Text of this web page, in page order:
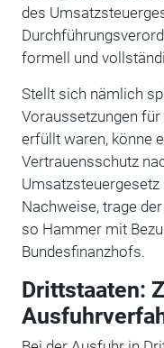
des
formell und
Stellt sich nämlich
Voraussetzungen
erfüllt waren, könne
Vertrauensschutz
Nachweise, trage
so Hammer mit
Bundesfinanzhofs.
Drittstaaten: